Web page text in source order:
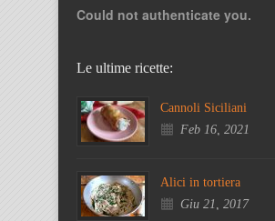
Could not authenticate you.
Le ultime ricette:
Cannoli Siciliani
Feb 16, 2021
Alici in tortiera
Giu 21, 2017